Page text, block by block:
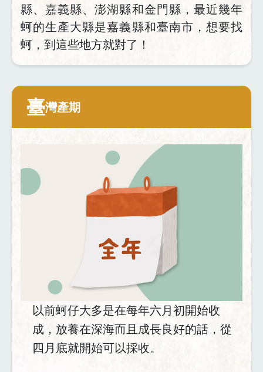
縣、嘉義縣、澎湖縣和金門縣，最近幾年
蚵的生產大縣是嘉義縣和臺南市，想要找
蚵，到這些地方就對了！
臺灣產期
以前蚵仔大多是在每年六月初開始收
成，放養在深海而且成長良好的話，從
四月底就開始可以採收。